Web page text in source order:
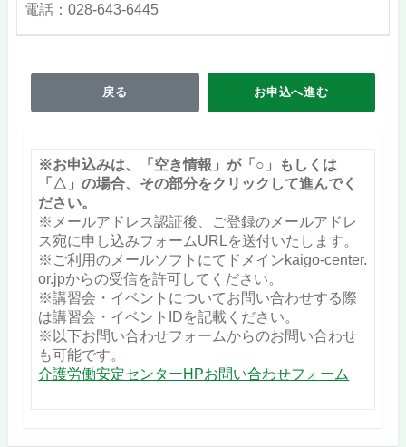
電話：028-643-6445
戻る お申込へ進む
※お申込みは、「空き情報」が「○」もしくは
「△」の場合、その部分をクリックして進んでく
ださい。
※メールアドレス認証後、ご登録のメールアドレ
ス宛に申し込みフォームURLを送付いたします。
※ご利用のメールソフトにてドメインkaigo-center.
or.jpからの受信を許可してください。
※講習会・イベントについてお問い合わせする際
は講習会・イベントIDを記載ください。
※以下お問い合わせフォームからのお問い合わせ
も可能です。
介護労働安定センターHPお問い合わせフォーム